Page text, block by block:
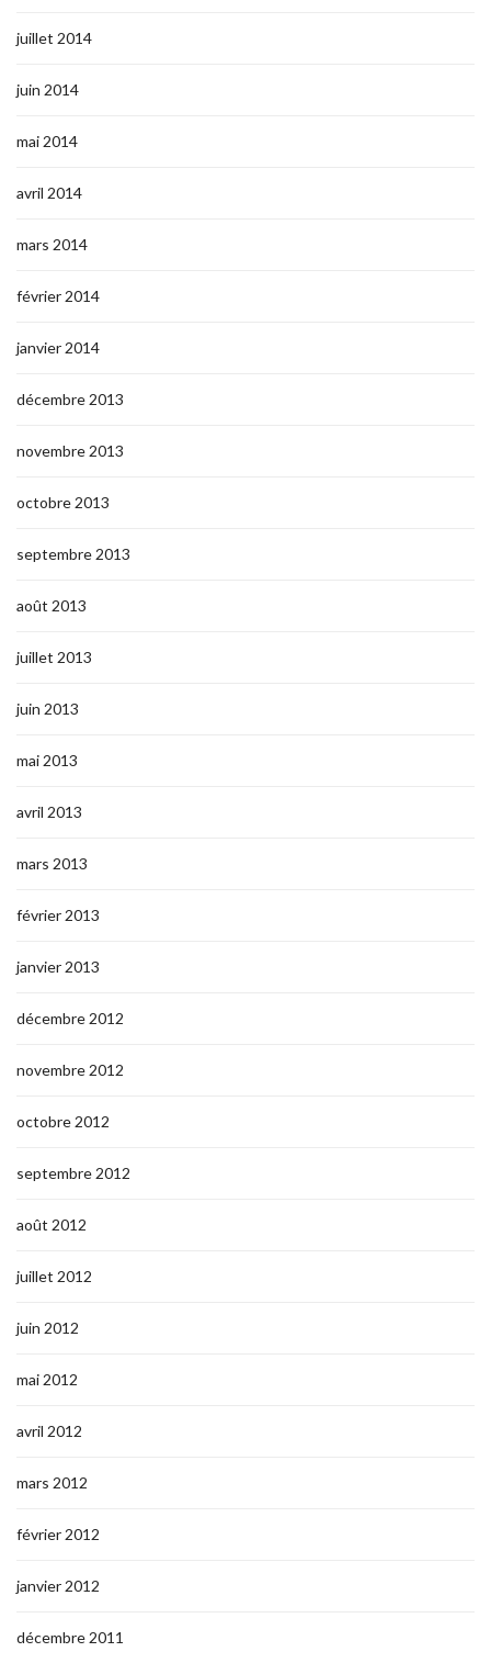
juillet 2014
juin 2014
mai 2014
avril 2014
mars 2014
février 2014
janvier 2014
décembre 2013
novembre 2013
octobre 2013
septembre 2013
août 2013
juillet 2013
juin 2013
mai 2013
avril 2013
mars 2013
février 2013
janvier 2013
décembre 2012
novembre 2012
octobre 2012
septembre 2012
août 2012
juillet 2012
juin 2012
mai 2012
avril 2012
mars 2012
février 2012
janvier 2012
décembre 2011